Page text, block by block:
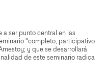
a ser punto central en las
“completo, participativo
y que se desarrollará
de este seminario radica